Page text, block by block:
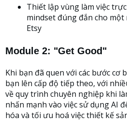
Thiết lập vùng làm việc
mindset đúng đắn cho
Etsy
Module 2: "Get Good"
Khi bạn đã quen với các bước cơ
bạn lên cấp độ tiếp theo, với
về quy trình chuyên nghiệp khi
nhấn mạnh vào việc sử dụng AI
hóa và tối ưu hoá việc thiết kế